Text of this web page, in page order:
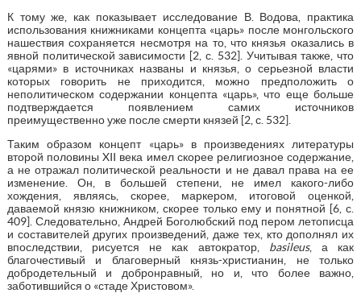
К тому же, как показывает исследование В. Водова, практика
использования книжниками концепта «царь» после монгольского
нашествия сохраняется несмотря на то, что князья оказались в
явной политической зависимости [2, с. 532]. Учитывая также, что
«царями» в источниках названы и князья, о серьезной власти
которых говорить не приходится, можно предположить о
неполитическом содержании концепта «царь», что еще больше
подтверждается появлением самих источников
преимущественно уже после смерти князей [2, с. 532].
Таким образом концепт «царь» в произведениях литературы
второй половины XII века имел скорее религиозное содержание,
а не отражал политической реальности и не давал права на ее
изменение. Он, в большей степени, не имел какого-либо
хождения, являясь, скорее, маркером, итоговой оценкой,
даваемой князю книжником, скорее только ему и понятной [6, с.
409]. Следовательно, Андрей Боголюбский под пером летописца
и составителей других произведений, даже тех, кто дополнял их
впоследствии, рисуется не как автократор, basileus, а как
благочестивый и благоверный князь-христианин, не только
добродетельный и добронравный, но и, что более важно,
заботившийся о «стаде Христовом».